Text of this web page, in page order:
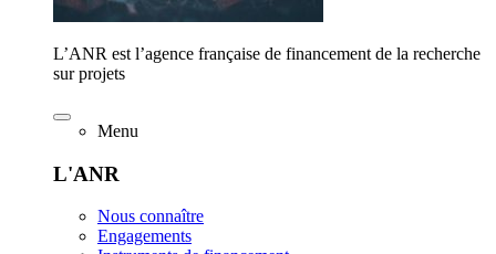
L’ANR est l’agence française de financement de la recherche
sur projets
Menu
L'ANR
Nous connaître
Engagements